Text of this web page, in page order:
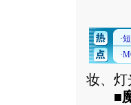
妆、灯
■